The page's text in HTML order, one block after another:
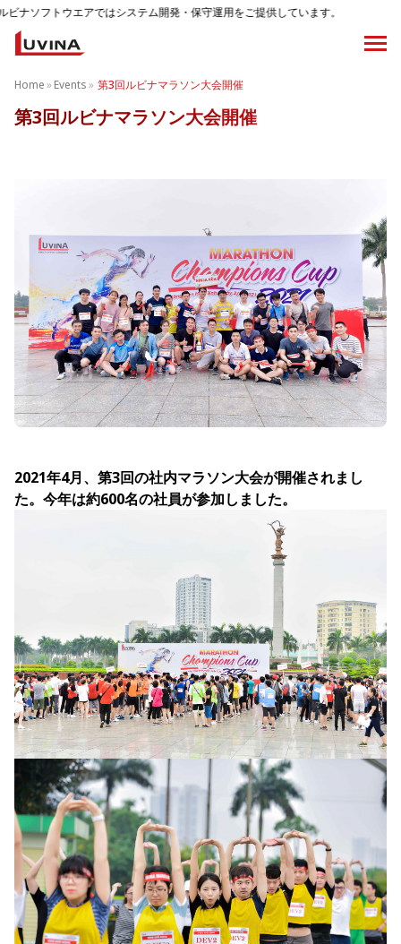
ステム開発・保守運用をご提供しています。
Home»Events» 第3回ルビナマラソン大会開催
第3回ルビナマラソン大会開催
2021年4月、第3回の社内マラソン大会が開催されまし
た。今年は約600名の社員が参加しました。